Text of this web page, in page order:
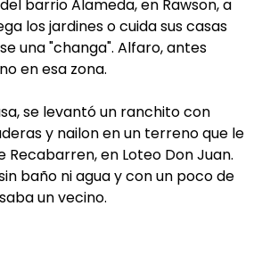
barrio Alameda, en Rawson, a
los jardines o cuida sus casas
una "changa". Alfaro, antes
en esa zona.
se levantó un ranchito con
y nailon en un terreno que le
en Loteo Don Juan.
baño ni agua y con un poco de
un vecino.